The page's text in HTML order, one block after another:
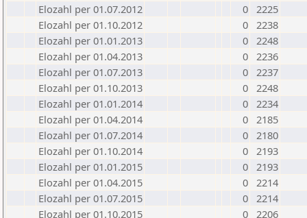
Elozahl per 01.07.2012
0 2225
Elozahl per 01.10.2012
0 2238
Elozahl per 01.01.2013
0 2248
Elozahl per 01.04.2013
0 2236
Elozahl per 01.07.2013
0 2237
Elozahl per 01.10.2013
0 2248
Elozahl per 01.01.2014
0 2234
Elozahl per 01.04.2014
0 2185
Elozahl per 01.07.2014
0 2180
Elozahl per 01.10.2014
0 2193
Elozahl per 01.01.2015
0 2193
Elozahl per 01.04.2015
0 2214
Elozahl per 01.07.2015
0 2214
Elozahl per 01.10.2015
0 2206